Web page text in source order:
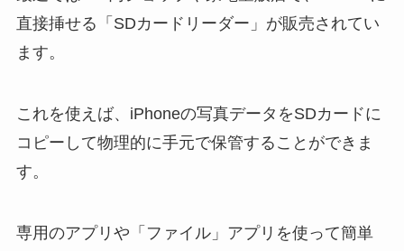
直接挿せる「SDカードリーダー」が販売されてい
ます。
これを使えば、iPhoneの写真データをSDカードに
コピーして物理的に手元で保管することができま
す。
専用のアプリや「ファイル」アプリを使って簡単